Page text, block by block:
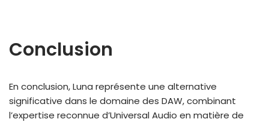
Conclusion
En conclusion, Luna représente une alternative
significative dans le domaine des DAW, combinant
l’expertise reconnue d’Universal Audio en matière de